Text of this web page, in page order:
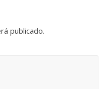
publicado.